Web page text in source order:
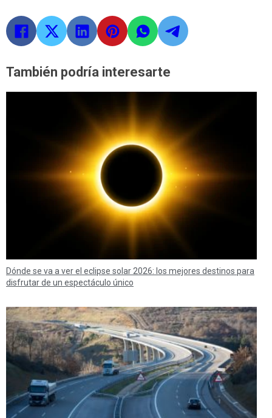
También podría interesarte
Dónde se va a ver el eclipse solar 2026: los mejores destinos para
disfrutar de un espectáculo único